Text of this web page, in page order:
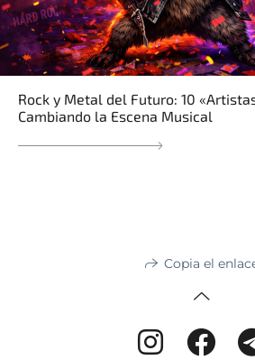
Rock y Metal del Futuro: 10
Cambiando la Escena Musical
Copia el